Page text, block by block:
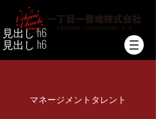
見出し h6
見出し h6
​マネージメントタレント